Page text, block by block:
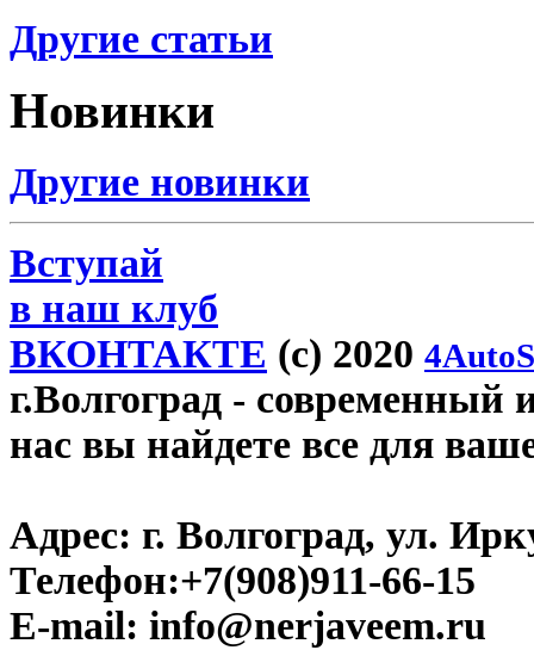
Другие статьи
Новинки
Другие новинки
Вступай
в наш клуб
ВКОНТАКТЕ (c) 2020
г.Волгоград - современный
нас вы найдете все для
Адрес: г. Волгоград, ул.
Телефон:+7(908)911-66-15
E-mail: info@nerjaveem.ru